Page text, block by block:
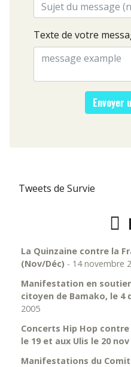
Texte de votre
Tweets de Survie
La Quinzaine contre la
(Nov/Déc) - 14 novembre
Manifestation en
citoyen de Bamako, le 4
2005
Concerts Hip Hop
le 19 et aux Ulis le 20 nov
Manifestations du